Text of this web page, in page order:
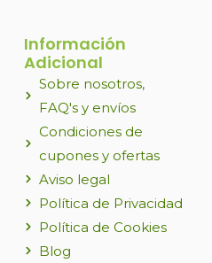
Información
Adicional
Sobre nosotros,
FAQ's y envíos
Condiciones de
cupones y ofertas
Aviso legal
Política de Privacidad
Política de Cookies
Blog